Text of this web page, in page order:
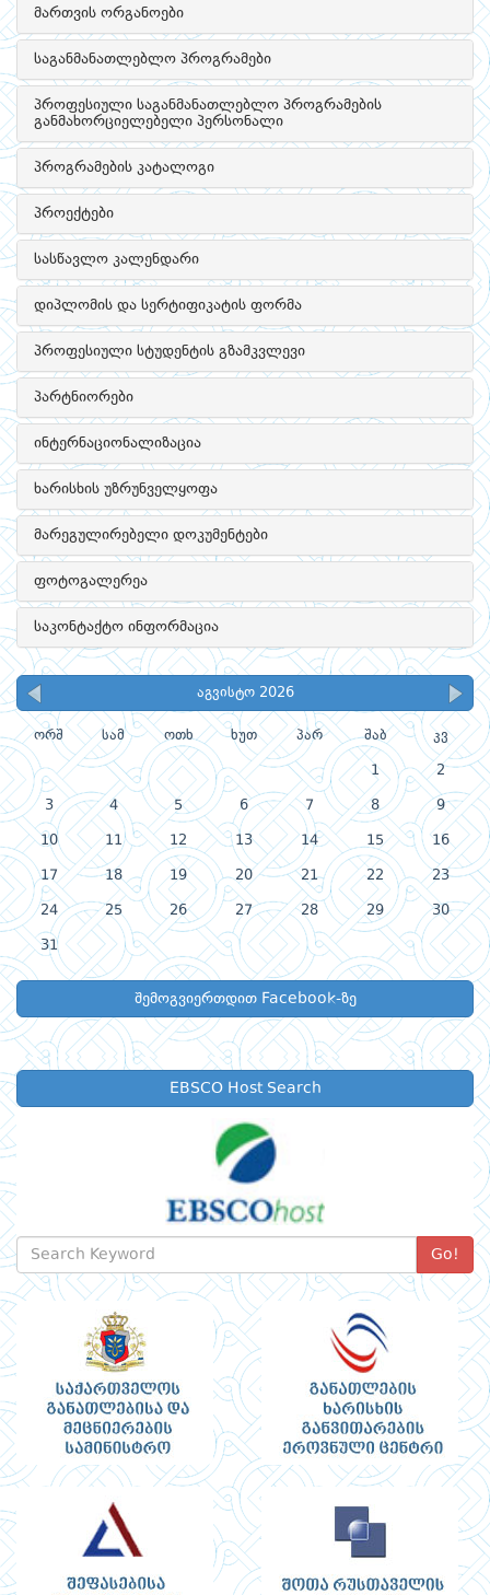
მართვის ორგანოები
საგანმანათლებლო პროგრამები
პროფესიული საგანმანათლებლო პროგრამების
განმახორციელებელი პერსონალი
პროგრამების კატალოგი
პროექტები
სასწავლო კალენდარი
დიპლომის და სერტიფიკატის ფორმა
პროფესიული სტუდენტის გზამკვლევი
პარტნიორები
ინტერნაციონალიზაცია
ხარისხის უზრუნველყოფა
მარეგულირებელი დოკუმენტები
ფოტოგალერეა
საკონტაქტო ინფორმაცია
აგვისტო 2026
ორშ სამ ოთხ ხუთ პარ შაბ კვ
1 2
3 4 5 6 7 8 9
10 11 12 13 14 15 16
17 18 19 20 21 22 23
24 25 26 27 28 29 30
31
შემოგვიერთდით Facebook-ზე
EBSCO Host Search
Go!